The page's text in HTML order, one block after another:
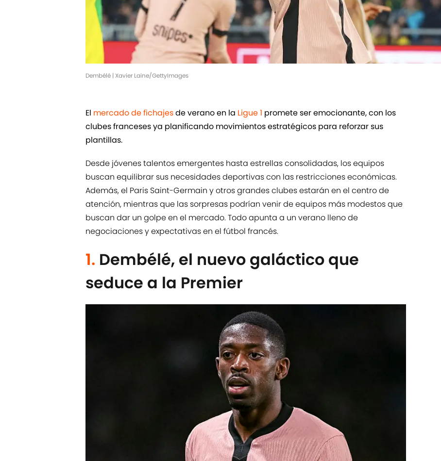
Dembélé | Xavier Laine/GettyImages
El mercado de fichajesde verano en la Ligue 1 promete ser emocionante, con los
clubes franceses ya planificando movimientos estratégicos para reforzar sus
plantillas.
Desde jóvenes talentos emergentes hasta estrellas consolidadas, los equipos
buscan equilibrar sus necesidades deportivas con las restricciones económicas.
Además, el Paris Saint-Germain y otros grandes clubes estarán en el centro de
atención, mientras que las sorpresas podrían venir de equipos más modestos que
buscan dar un golpe en el mercado. Todo apunta a un verano lleno de
negociaciones y expectativas en el fútbol francés.
1. Dembélé, el nuevo galáctico que
seduce a la Premier